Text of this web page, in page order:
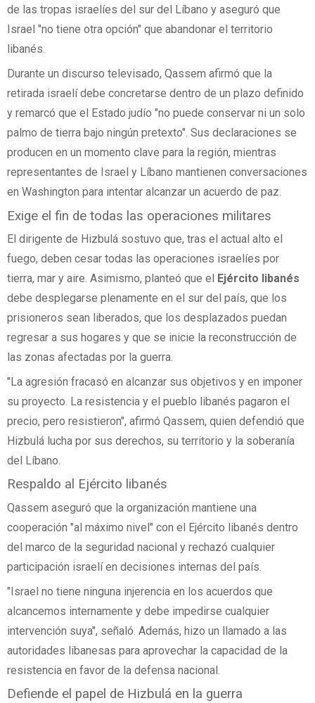
de las tropas israelíes del sur del Líbano y aseguró que
Israel "no tiene otra opción" que abandonar el territorio
libanés.
Durante un discurso televisado, Qassem afirmó que la
retirada israelí debe concretarse dentro de un plazo definido
y remarcó que el Estado judío "no puede conservar ni un solo
palmo de tierra bajo ningún pretexto". Sus declaraciones se
producen en un momento clave para la región, mientras
representantes de Israel y Líbano mantienen conversaciones
en Washington para intentar alcanzar un acuerdo de paz.
Exige el fin de todas las operaciones militares
El dirigente de Hizbulá sostuvo que, tras el actual alto el
fuego, deben cesar todas las operaciones israelíes por
tierra, mar y aire. Asimismo, planteó que el Ejército libanés
debe desplegarse plenamente en el sur del país, que los
prisioneros sean liberados, que los desplazados puedan
regresar a sus hogares y que se inicie la reconstrucción de
las zonas afectadas por la guerra.
"La agresión fracasó en alcanzar sus objetivos y en imponer
su proyecto. La resistencia y el pueblo libanés pagaron el
precio, pero resistieron", afirmó Qassem, quien defendió que
Hizbulá lucha por sus derechos, su territorio y la soberanía
del Líbano.
Respaldo al Ejército libanés
Qassem aseguró que la organización mantiene una
cooperación "al máximo nivel" con el Ejército libanés dentro
del marco de la seguridad nacional y rechazó cualquier
participación israelí en decisiones internas del país.
"Israel no tiene ninguna injerencia en los acuerdos que
alcancemos internamente y debe impedirse cualquier
intervención suya", señaló. Además, hizo un llamado a las
autoridades libanesas para aprovechar la capacidad de la
resistencia en favor de la defensa nacional.
Defiende el papel de Hizbulá en la guerra